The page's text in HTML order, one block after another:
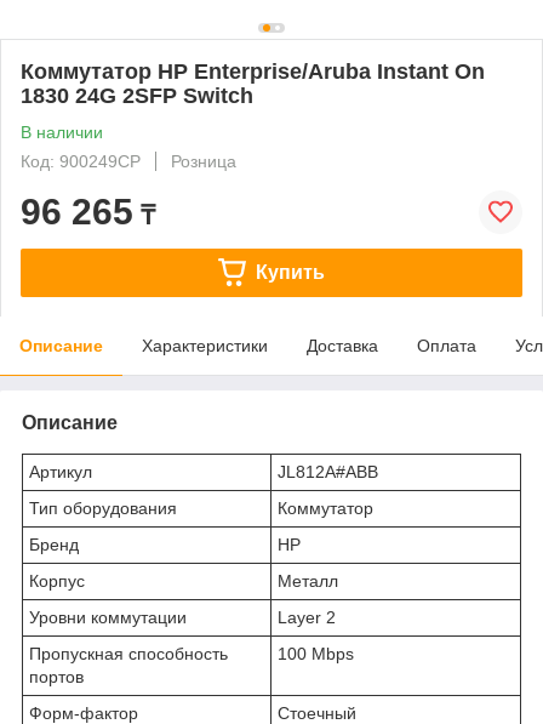
Коммутатор HP Enterprise/Aruba Instant On
1830 24G 2SFP Switch
В наличии
Код: 900249CP
Розница
96 265 ₸
Купить
Описание Характеристики Доставка Оплата
Описание
Артикул
JL812A#ABB
Тип оборудования
Коммутатор
Бренд
HP
Корпус
Металл
Уровни коммутации
Layer 2
Пропускная способность
портов
100 Mbps
Форм-фактор
Стоечный